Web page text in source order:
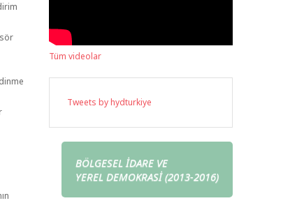
Tüm videolar
Tweets by hydturkiye
BÖLGESEL İDARE VE
YEREL DEMOKRASİ (2013-2016)